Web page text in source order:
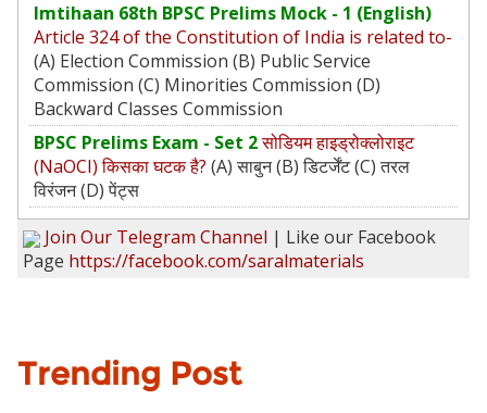
Imtihaan 68th BPSC Prelims Mock - 1 (English)
Article 324 of the Constitution of India is related to-
(A) Election Commission (B) Public Service
Commission (C) Minorities Commission (D)
Backward Classes Commission
BPSC Prelims Exam - Set 2सोडियम हाइड्रोक्लोराइट
(NaOCI) किसका घटक है? (A) साबुन (B) डिटर्जेंट (C) तरल
विरंजन (D) पेंट्स
Join Our Telegram Channel | Like our Facebook
Page https://facebook.com/saralmaterials
Trending Post